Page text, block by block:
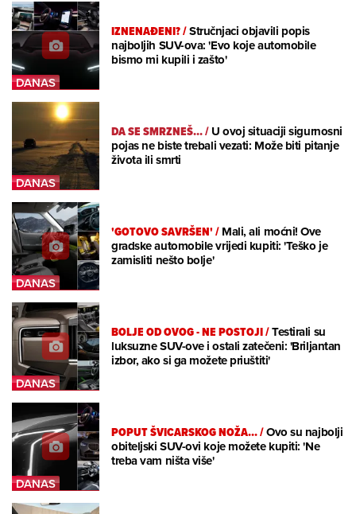
IZNENAĐENI?/Stručnjaci objavili popis
najboljih SUV-ova: 'Evo koje automobile
bismo mi kupili i zašto'
DA SE SMRZNEŠ.../U ovoj situaciji sigurnosni
pojas ne biste trebali vezati: Može biti pitanje
života ili smrti
'GOTOVO SAVRŠEN'/Mali, ali moćni! Ove
gradske automobile vrijedi kupiti: 'Teško je
zamisliti nešto bolje'
BOLJE OD OVOG - NE POSTOJI/Testirali su
luksuzne SUV-ove i ostali zatečeni: 'Briljantan
izbor, ako si ga možete priuštiti'
POPUT ŠVICARSKOG NOŽA.../Ovo su najbolji
obiteljski SUV-ovi koje možete kupiti: 'Ne
treba vam ništa više'